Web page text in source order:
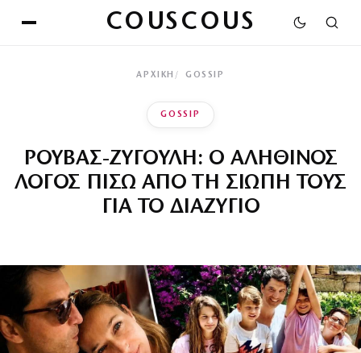
COUSCOUS
ΑΡΧΙΚΉ GOSSIP
GOSSIP
ΡΟΥΒΑΣ-ΖΥΓΟΥΛΗ: Ο ΑΛΗΘΙΝΟΣ
ΛΟΓΟΣ ΠΙΣΩ ΑΠΟ ΤΗ ΣΙΩΠΗ ΤΟΥΣ
ΓΙΑ ΤΟ ΔΙΑΖΥΓΙΟ